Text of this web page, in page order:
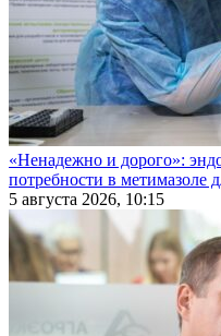
«Ненадежно и дорого»:
потребности в метимазоле
5 августа 2026, 10:15